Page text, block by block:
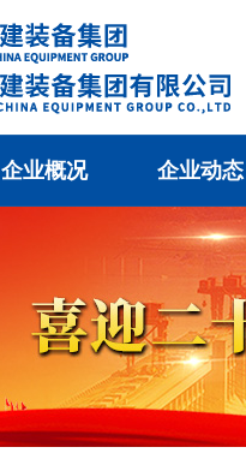
企业概况 企业动态